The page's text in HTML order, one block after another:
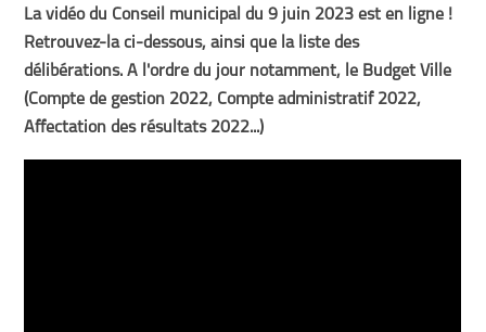
La vidéo du Conseil municipal du 9 juin 2023 est en ligne !
Retrouvez-la ci-dessous, ainsi que la liste des
délibérations. A l'ordre du jour notamment, le Budget Ville
(Compte de gestion 2022, Compte administratif 2022,
Affectation des résultats 2022...)